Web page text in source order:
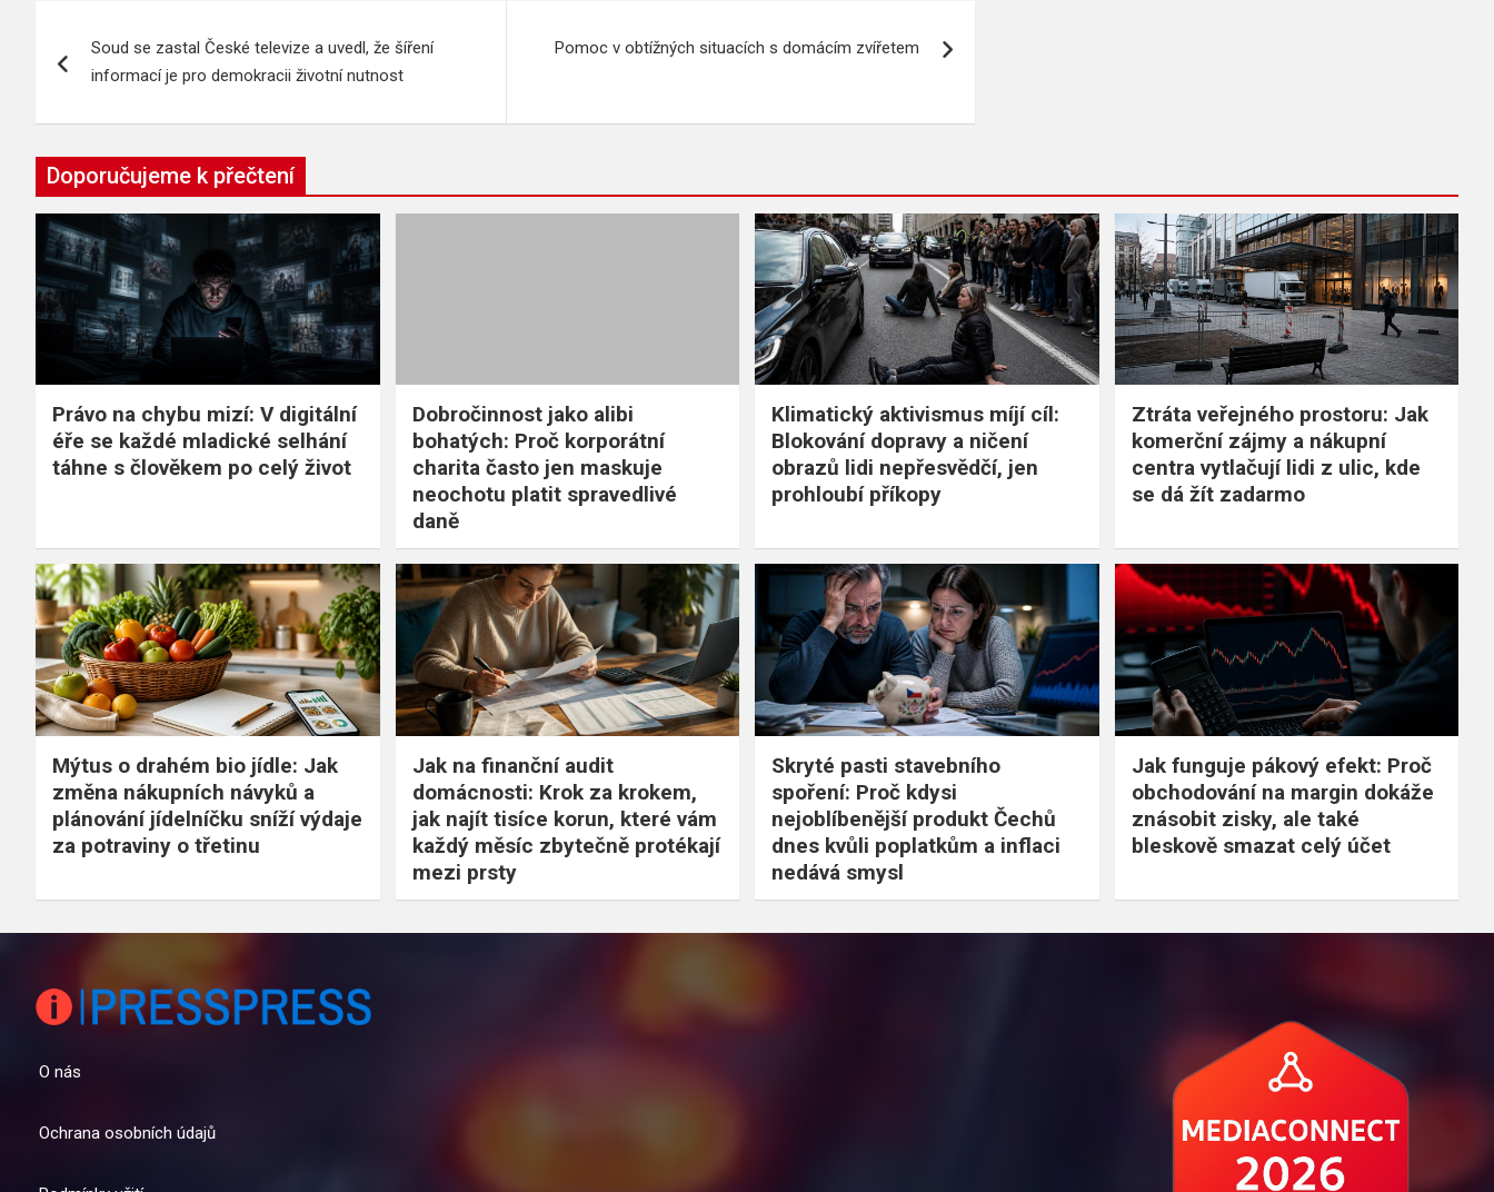
pro
příspěvek
Soud se zastal České televize a uvedl, že šíření
informací je pro demokracii životní nutnost
Pomoc v obtížných situacích s domácím zvířetem
Doporučujeme k přečtení
Právo na chybu mizí: V digitální
éře se každé mladické selhání
táhne s člověkem po celý život
Dobročinnost jako alibi
bohatých: Proč korporátní
charita často jen maskuje
neochotu platit spravedlivé
daně
Klimatický aktivismus míjí cíl:
Blokování dopravy a ničení
obrazů lidi nepřesvědčí, jen
prohloubí příkopy
Ztráta veřejného prostoru: Jak
komerční zájmy a nákupní
centra vytlačují lidi z ulic, kde
se dá žít zadarmo
Mýtus o drahém bio jídle: Jak
změna nákupních návyků a
plánování jídelníčku sníží výdaje
za potraviny o třetinu
Jak na finanční audit
domácnosti: Krok za krokem,
jak najít tisíce korun, které vám
každý měsíc zbytečně protékají
mezi prsty
Skryté pasti stavebního
spoření: Proč kdysi
nejoblíbenější produkt Čechů
dnes kvůli poplatkům a inflaci
nedává smysl
Jak funguje pákový efekt: Proč
obchodování na margin dokáže
znásobit zisky, ale také
bleskově smazat celý účet
O nás
Ochrana osobních údajů